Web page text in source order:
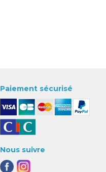
Paiement sécurisé
Nous suivre